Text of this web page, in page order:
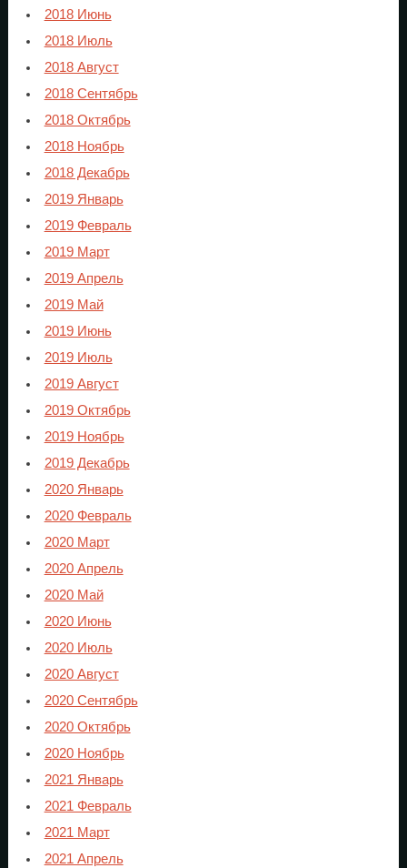
2018 Июнь
2018 Июль
2018 Август
2018 Сентябрь
2018 Октябрь
2018 Ноябрь
2018 Декабрь
2019 Январь
2019 Февраль
2019 Март
2019 Апрель
2019 Май
2019 Июнь
2019 Июль
2019 Август
2019 Октябрь
2019 Ноябрь
2019 Декабрь
2020 Январь
2020 Февраль
2020 Март
2020 Апрель
2020 Май
2020 Июнь
2020 Июль
2020 Август
2020 Сентябрь
2020 Октябрь
2020 Ноябрь
2021 Январь
2021 Февраль
2021 Март
2021 Апрель